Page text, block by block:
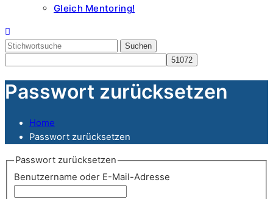
Gleich Mentoring!
Search
Passwort zurücksetzen
Home
Passwort zurücksetzen
Passwort zurücksetzen
Benutzername oder E-Mail-Adresse